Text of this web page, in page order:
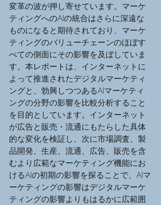
変革の波が押し寄せています。マーケ
ティングへのAIの統合はさらに深遠な
ものになると期待されており、マーケ
ティングのバリューチェーンのほぼす
べての側面にその影響を及ぼしていま
す。本レポートは、インターネットに
よって推進されたデジタルマーケティ
ングと、勃興しつつあるAIマーケティ
ングの分野の影響を比較分析すること
を目的としています。インターネット
が広告と販売・流通にもたらした具体
的な変化を検証し、次に市場調査、製
品開発、生産、流通、広告、販売を含
むより広範なマーケティング機能にお
けるAIの初期の影響を探ることで、AIマ
ーケティングの影響はデジタルマーケ
ティングの影響よりもはるかに広範囲